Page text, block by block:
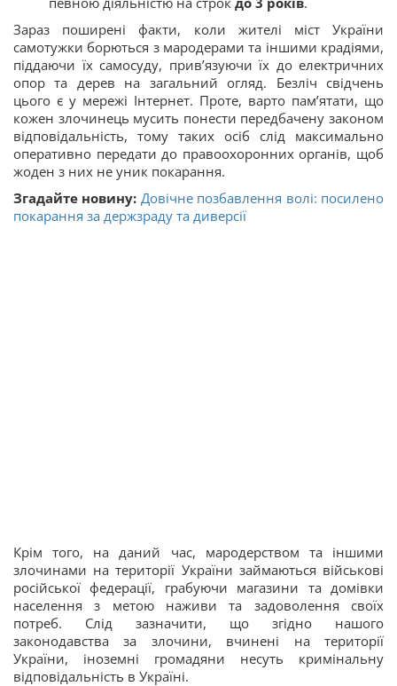
Зараз поширені факти, коли жителі міст України
самотужки борються з мародерами та іншими крадіями,
піддаючи їх самосуду, прив’язуючи їх до електричних
опор та дерев на загальний огляд. Безліч свідчень
цього є у мережі Інтернет. Проте, варто пам’ятати, що
кожен злочинець мусить понести передбачену законом
відповідальність, тому таких осіб слід максимально
оперативно передати до правоохоронних органів, щоб
жоден з них не уник покарання.
Згадайте новину: Довічне позбавлення волі: посилено
покарання за держзраду та диверсії
Крім того, на даний час, мародерством та іншими
злочинами на території України займаються військові
російської федерації, грабуючи магазини та домівки
населення з метою наживи та задоволення своїх
потреб. Слід зазначити, що згідно нашого
законодавства за злочини, вчинені на території
України, іноземні громадяни несуть кримінальну
відповідальність в Україні.